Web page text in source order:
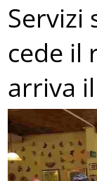
Servizi
cede il
arriva